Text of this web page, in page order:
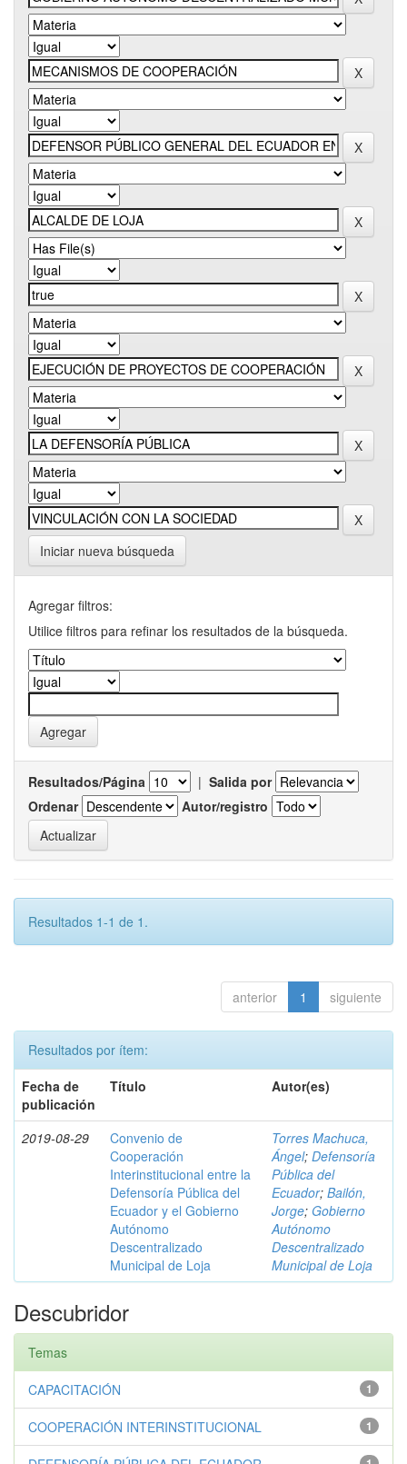
Iniciar nueva búsqueda
Agregar filtros:
Utilice filtros para refinar los resultados de la búsqueda.
Resultados/Página | Salida por
Ordenar
Autor/registro
Resultados 1-1 de 1.
anterior 1 siguiente
Resultados por ítem:
Fecha de
publicación
Título Autor(es)
2019-08-29
Convenio de
Cooperación
Interinstitucional entre la
Defensoría Pública del
Ecuador y el Gobierno
Autónomo
Descentralizado
Municipal de Loja
Torres Machuca,
Ángel; Defensoría
Pública del
Ecuador; Bailón,
Jorge; Gobierno
Autónomo
Descentralizado
Municipal de Loja
Descubridor
Temas
1
CAPACITACIÓN
1
COOPERACIÓN INTERINSTITUCIONAL